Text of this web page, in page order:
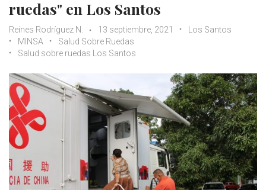
ruedas" en Los Santos
Reines Rodríguez N. 13 septiembre, 2021
Los Santos
MINSA
Salud Sobre Ruedas
Salud sobre ruedas Los Santos